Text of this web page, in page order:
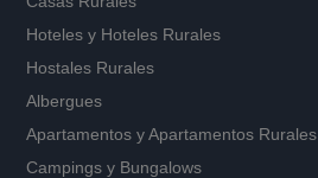
Hoteles y Hoteles Rurales
Hostales Rurales
Albergues
Apartamentos yApartamentos Rurales
Campings y Bungalows